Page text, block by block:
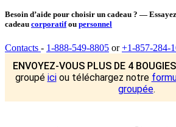
Besoin d’aide pour choisir un cadeau ? —
cadeau corporatifou personnel
Contacts - 1-888-549-8805 or+1-857-284-
ENVOYEZ-VOUS PLUS DE 4
groupé iciou téléchargez notre
groupée.